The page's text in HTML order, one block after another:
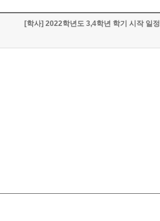
[학사] 2022학년도 3,4학년 학기 시작 일정